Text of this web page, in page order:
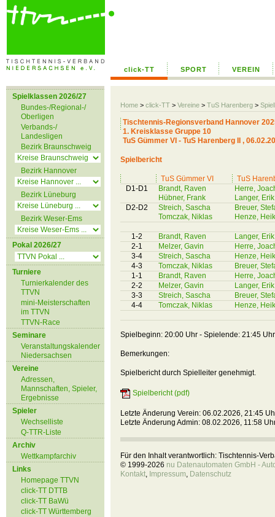
click-TT SPORT VEREIN
Home > click-TT > Vereine > TuS Harenberg >
Spielklassen 2026/27
Bundes-/Regional-/
Oberligen
Verbands-/
Landesligen
Bezirk Braunschweig
Bezirk Hannover
Bezirk Lüneburg
Bezirk Weser-Ems
Pokal 2026/27
Turniere
Turnierkalender des
TTVN
mini-Meisterschaften
im TTVN
TTVN-Race
Seminare
Veranstaltungskalender
Niedersachsen
Vereine
Adressen,
Mannschaften, Spieler,
Ergebnisse
Spieler
Wechselliste
Q-TTR-Liste
Archiv
Wettkampfarchiv
Links
Homepage TTVN
click-TT DTTB
click-TT BaWü
click-TT Württemberg
Tischtennis-Regionsverband Hannover
1. Kreisklasse Gruppe 10
TuS Gümmer VI - TuS Harenberg II ,
Spielbericht
TuS Gümmer VI
TuS
D1-D1
Brandt, Raven
Hübner, Frank
Herre,
Langer, Erik
D2-D2
Streich, Sascha
Tomczak, Niklas
Breuer,
Henze,
1-2 Brandt, Raven
Langer, Erik
2-1
Melzer, Gavin
Herre,
3-4
Streich, Sascha
Henze,
4-3
Tomczak, Niklas
Breuer,
1-1
Brandt, Raven
Herre,
2-2
Melzer, Gavin
Langer, Erik
3-3
Streich, Sascha
Breuer,
4-4
Tomczak, Niklas Henze,
Spielbeginn: 20:00 Uhr - Spielende: 21:45 Uhr
Bemerkungen:
Spielbericht durch Spielleiter genehmigt.
Spielbericht (pdf)
Letzte Änderung Verein: 06.02.2026, 21:45
Letzte Änderung Admin: 08.02.2026, 11:58
Für den Inhalt verantwortlich: Tischtennis-
© 1999-2026 nu Datenautomaten GmbH -
Kontakt, Impressum, Datenschutz